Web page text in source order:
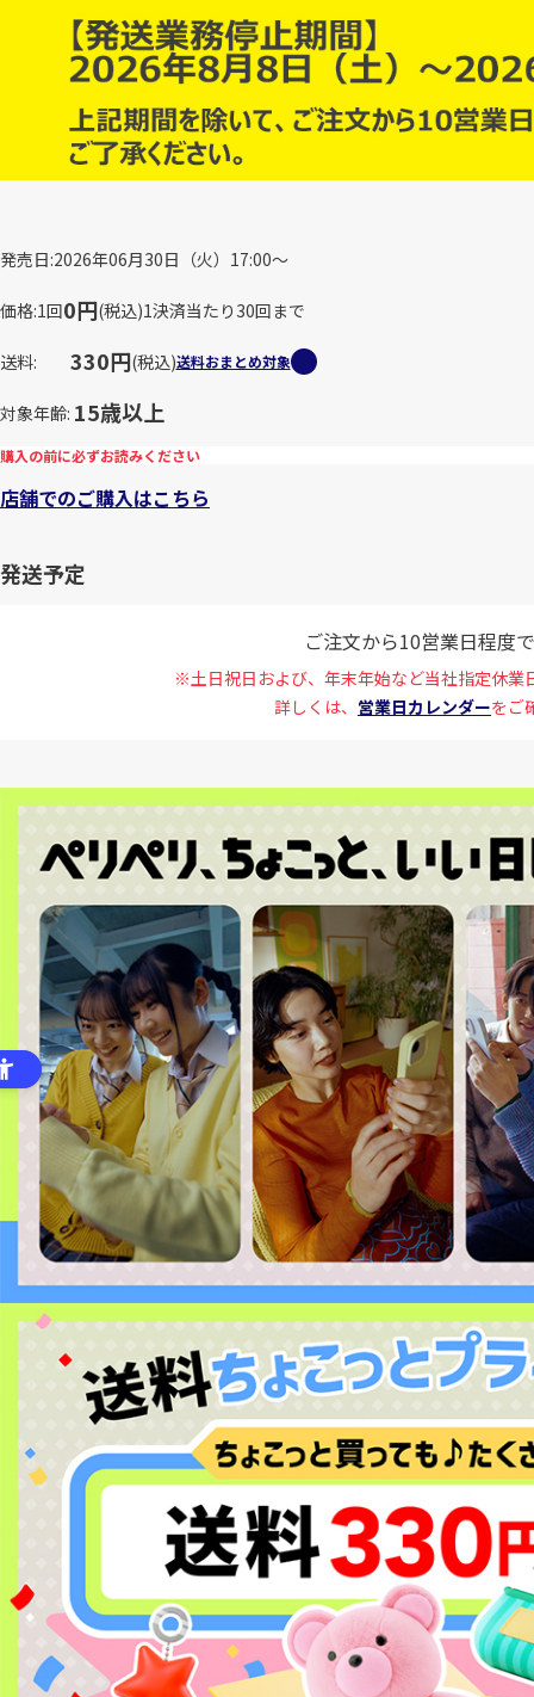
発売日 2026年06月30日（火）17:00～
価格 1回0円(税込)1決済当たり30回まで
送料 330円(税込)送料おまとめ対象
対象年齢 15歳以上
購入の前に必ずお読みください
店舗でのご購入はこちら
発送予定
ご注文から10営業日程度
※土日祝日および、年末年始など当社指定休業
詳しくは、 営業日カレンダーをご